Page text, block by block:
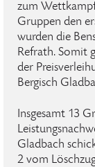
zum
Gruppen den
wurden die
Refrath. Somit
der
Bergisch
Insgesamt 13
Gladbach
2 vom